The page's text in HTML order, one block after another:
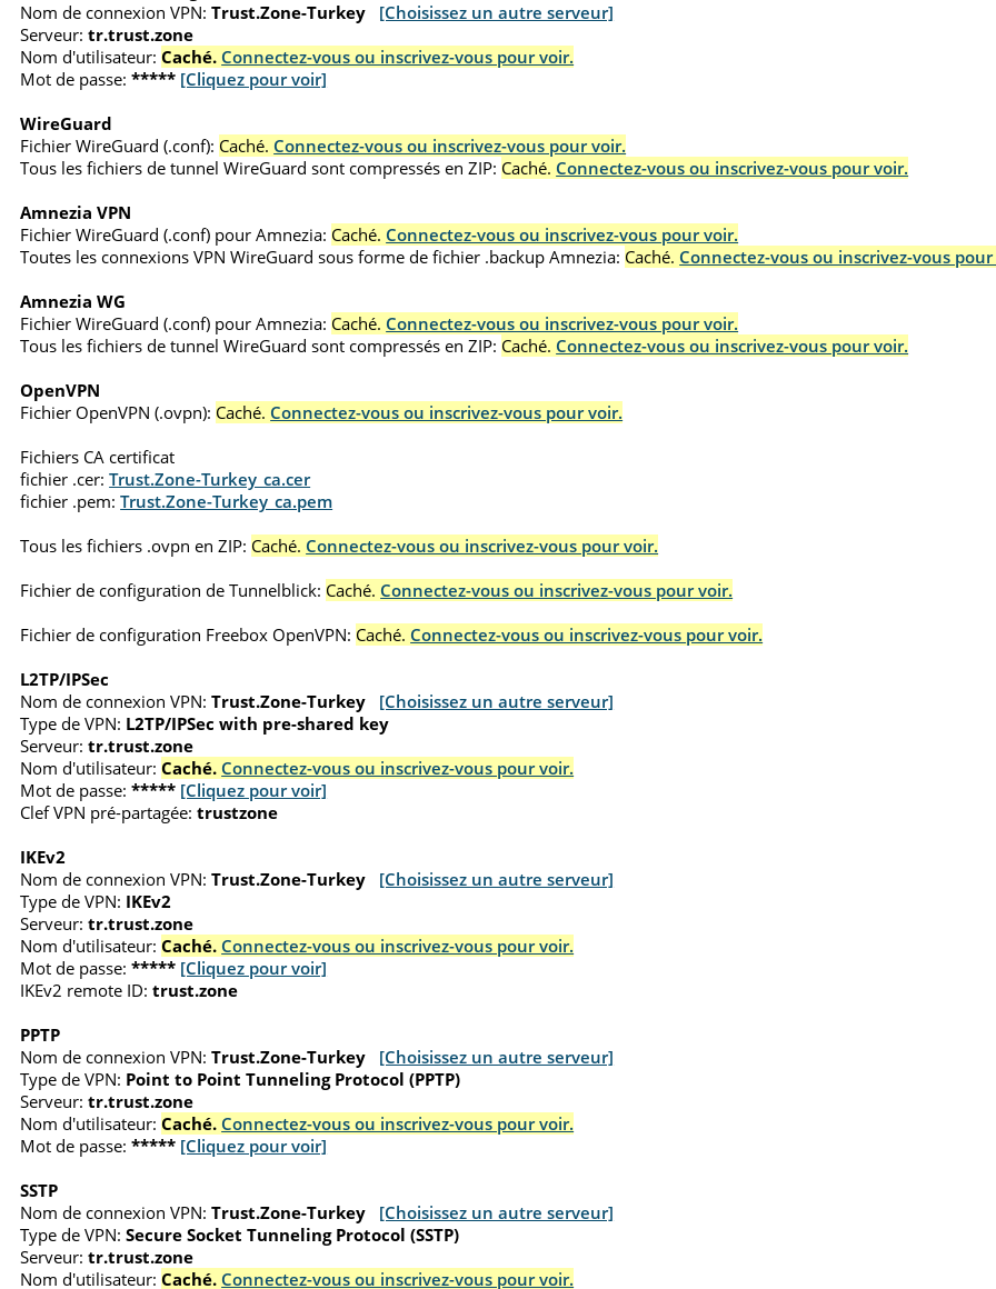
Nom de connexion VPN: Trust.Zone-Turkey
[Choisissez un autre serveur]
Serveur: tr.trust.zone
Nom d'utilisateur: Caché. Connectez-vous ou inscrivez-vous pour voir.
Mot de passe: ***** [Cliquez pour voir]
WireGuard
Fichier WireGuard (.conf): Caché. Connectez-vous ou inscrivez-vous pour voir.
Tous les fichiers de tunnel WireGuard sont compressés en ZIP: Caché. Connectez-vous ou inscrivez-vous pour voir.
Amnezia VPN
Fichier WireGuard (.conf) pour Amnezia: Caché. Connectez-vous ou inscrivez-vous pour voir.
Toutes les connexions VPN WireGuard sous forme de fichier .backup Amnezia: Caché. Connectez-vous ou inscrivez-vous
Amnezia WG
Fichier WireGuard (.conf) pour Amnezia: Caché. Connectez-vous ou inscrivez-vous pour voir.
Tous les fichiers de tunnel WireGuard sont compressés en ZIP: Caché. Connectez-vous ou inscrivez-vous pour voir.
OpenVPN
Fichier OpenVPN (.ovpn): Caché. Connectez-vous ou inscrivez-vous pour voir.
Fichiers CA certificat
fichier .cer: Trust.Zone-Turkey_ca.cer
fichier .pem: Trust.Zone-Turkey_ca.pem
Tous les fichiers .ovpn en ZIP: Caché. Connectez-vous ou inscrivez-vous pour voir.
Fichier de configuration de Tunnelblick: Caché. Connectez-vous ou inscrivez-vous pour voir.
Fichier de configuration Freebox OpenVPN: Caché. Connectez-vous ou inscrivez-vous pour voir.
L2TP/IPSec
Nom de connexion VPN: Trust.Zone-Turkey
[Choisissez un autre serveur]
Type de VPN: L2TP/IPSec with pre-shared key
Serveur: tr.trust.zone
Nom d'utilisateur: Caché. Connectez-vous ou inscrivez-vous pour voir.
Mot de passe: ***** [Cliquez pour voir]
Clef VPN pré-partagée: trustzone
IKEv2
Nom de connexion VPN: Trust.Zone-Turkey
[Choisissez un autre serveur]
Type de VPN: IKEv2
Serveur: tr.trust.zone
Nom d'utilisateur: Caché. Connectez-vous ou inscrivez-vous pour voir.
Mot de passe: ***** [Cliquez pour voir]
IKEv2 remote ID: trust.zone
PPTP
Nom de connexion VPN: Trust.Zone-Turkey
[Choisissez un autre serveur]
Type de VPN: Point to Point Tunneling Protocol (PPTP)
Serveur: tr.trust.zone
Nom d'utilisateur: Caché. Connectez-vous ou inscrivez-vous pour voir.
Mot de passe: ***** [Cliquez pour voir]
SSTP
Nom de connexion VPN: Trust.Zone-Turkey
[Choisissez un autre serveur]
Type de VPN: Secure Socket Tunneling Protocol (SSTP)
Serveur: tr.trust.zone
Nom d'utilisateur: Caché. Connectez-vous ou inscrivez-vous pour voir.